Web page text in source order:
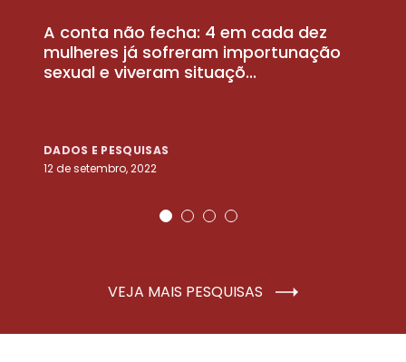
A conta não fecha: 4 em cada dez
mulheres já sofreram importunação
sexual e viveram situaçõ...
DADOS E PESQUISAS
12 de setembro, 2022
VEJA MAIS PESQUISAS